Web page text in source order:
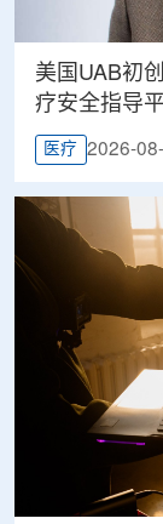
美国UAB初
疗安全指导
医疗 2026-